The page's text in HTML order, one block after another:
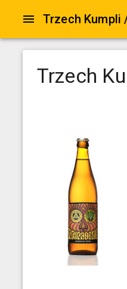
Trzech Kumpli
Trzech